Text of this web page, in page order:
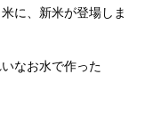
に、新米が登場しま
なお水で作った